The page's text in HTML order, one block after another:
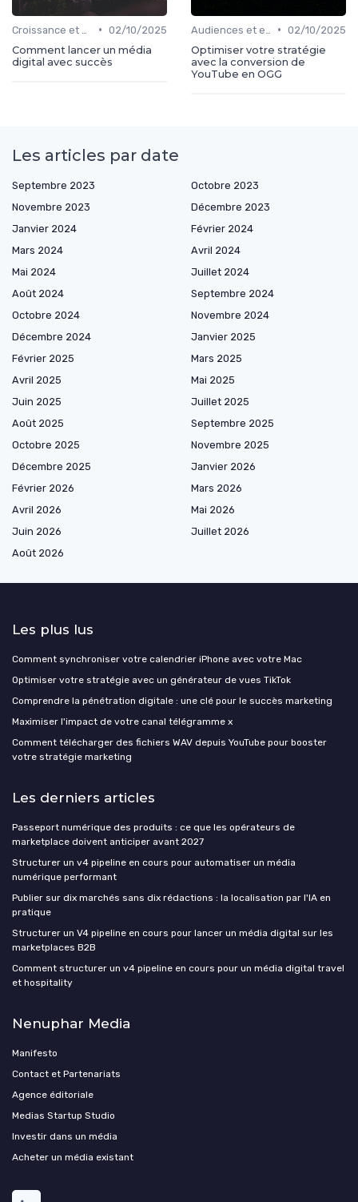
• 02/10/2025
Comment lancer un média
digital avec succès
• 02/10/2025
Optimiser votre stratégie
avec la conversion de
YouTube en OGG
Les articles par date
Septembre 2023
Octobre 2023
Novembre 2023
Décembre 2023
Janvier 2024
Février 2024
Mars 2024
Avril 2024
Mai 2024
Juillet 2024
Août 2024
Septembre 2024
Octobre 2024
Novembre 2024
Décembre 2024
Janvier 2025
Février 2025
Mars 2025
Avril 2025
Mai 2025
Juin 2025
Juillet 2025
Août 2025
Septembre 2025
Octobre 2025
Novembre 2025
Décembre 2025
Janvier 2026
Février 2026
Mars 2026
Avril 2026
Mai 2026
Juin 2026
Juillet 2026
Août 2026
Les plus lus
Comment synchroniser votre calendrier iPhone avec votre Mac
Optimiser votre stratégie avec un générateur de vues TikTok
Comprendre la pénétration digitale : une clé pour le succès marketing
Maximiser l'impact de votre canal télégramme x
Comment télécharger des fichiers WAV depuis YouTube pour booster
votre stratégie marketing
Les derniers articles
Passeport numérique des produits : ce que les opérateurs de
marketplace doivent anticiper avant 2027
Structurer un v4 pipeline en cours pour automatiser un média
numérique performant
Publier sur dix marchés sans dix rédactions : la localisation par l'IA en
pratique
Structurer un V4 pipeline en cours pour lancer un média digital sur les
marketplaces B2B
Comment structurer un v4 pipeline en cours pour un média digital travel
et hospitality
Nenuphar Media
Manifesto
Contact et Partenariats
Agence éditoriale
Medias Startup Studio
Investir dans un média
Acheter un média existant